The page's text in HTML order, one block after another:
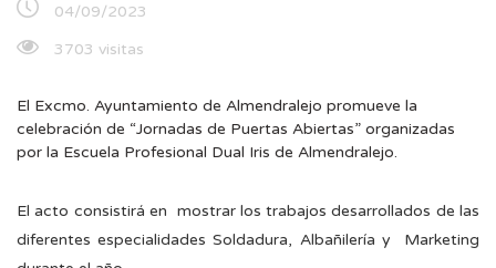
04/09/2023
3703 visitas
El Excmo. Ayuntamiento de Almendralejo promueve la
celebración de “Jornadas de Puertas Abiertas” organizadas
por la Escuela Profesional Dual Iris de Almendralejo.
El acto consistirá en mostrar los trabajos desarrollados de las
diferentes especialidades Soldadura, Albañilería y Marketing